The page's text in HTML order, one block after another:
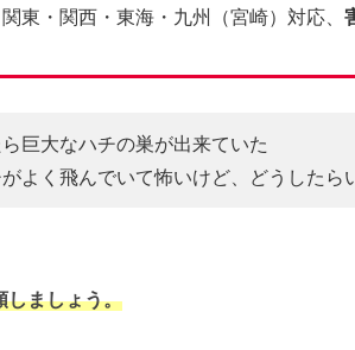
関東・関西・東海・九州（宮崎）対応、
巨大なハチの巣が出来ていた
よく飛んでいて怖いけど、どうしたら
しましょう。